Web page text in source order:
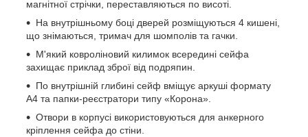
магнітної стрічки, переставляються по висоті.
На внутрішньому боці дверей розміщуються 4 кишені,
що знімаються, тримач для шомполів та гачки.
М'який ковроліновий килимок всередині сейфа
захищає приклад зброї від подряпин.
По внутрішній глибині сейф вміщує аркуші формату
А4 та папки-реєстратори типу «Корона».
Отвори в корпусі використовуються для анкерного
кріплення сейфа до стіни.